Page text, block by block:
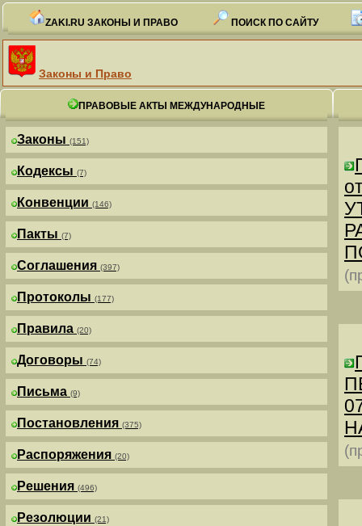
ZAKI.RU ЗАКОНЫ И ПРАВО ПОИСК ПО САЙТУ
Законы и Право
ПРАВОВЫЕ АКТЫ МЕЖДУНАРОДНЫЕ
Законы (151)
Кодексы (7)
Конвенции (146)
Пакты (7)
Соглашения (397)
Протоколы (177)
Правила (20)
Договоры (74)
Письма (9)
Постановления (375)
Распоряжения (20)
Решения (496)
Резолюции (21)